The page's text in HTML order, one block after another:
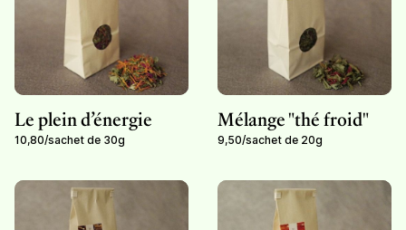
Le plein d’énergie
sachet de 30g
/
10,80
Mélange "thé froid"
sachet de 20g
/
9,50